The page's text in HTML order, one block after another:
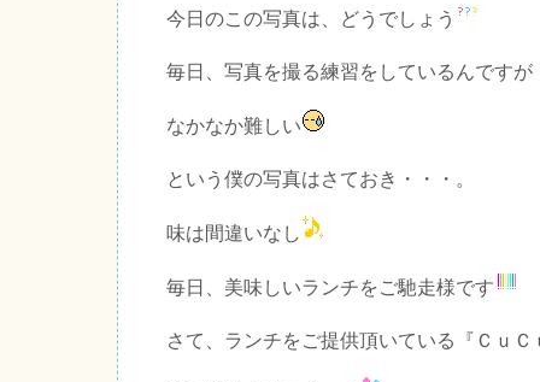
今日のこの写真は、どうでしょう
毎日、写真を撮る練習をしているんですが
なかなか難しい
という僕の写真はさておき・・・。
味は間違いなし
毎日、美味しいランチをご馳走様です
さて、ランチをご提供頂いている『Ｃｕ